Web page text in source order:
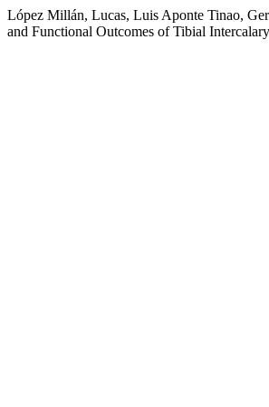
López Millán, Lucas, Luis Aponte Tinao,
and Functional Outcomes of Tibial